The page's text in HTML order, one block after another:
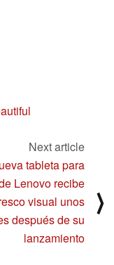
Next article
tableta para
Lenovo recibe
visual unos
después de su
lanzamiento
⟩